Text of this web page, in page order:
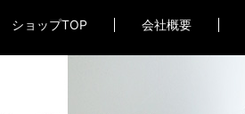
ショップTOP 会社概要